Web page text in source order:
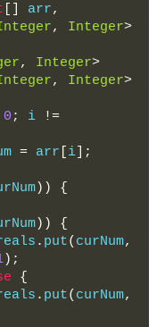
arr,
, Integer>
, Integer>
, Integer>
0 ; i
!=
= arr i ];
))
{
))
{
reals
. put( curNum,
);
{
reals
. put( curNum,